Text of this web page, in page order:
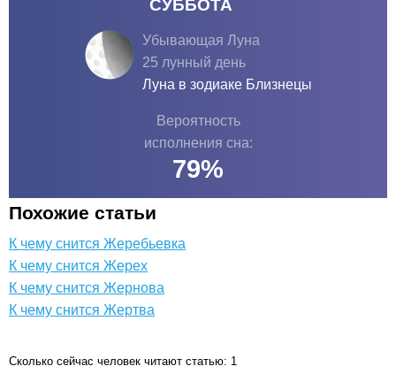
СУББОТА
Убывающая Луна
25 лунный день
Луна в зодиаке Близнецы
Вероятность
исполнения сна:
79%
Похожие статьи
К чему снится Жеребьевка
К чему снится Жерех
К чему снится Жернова
К чему снится Жертва
Сколько сейчас человек читают статью: 1